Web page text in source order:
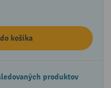
košíka
produktov